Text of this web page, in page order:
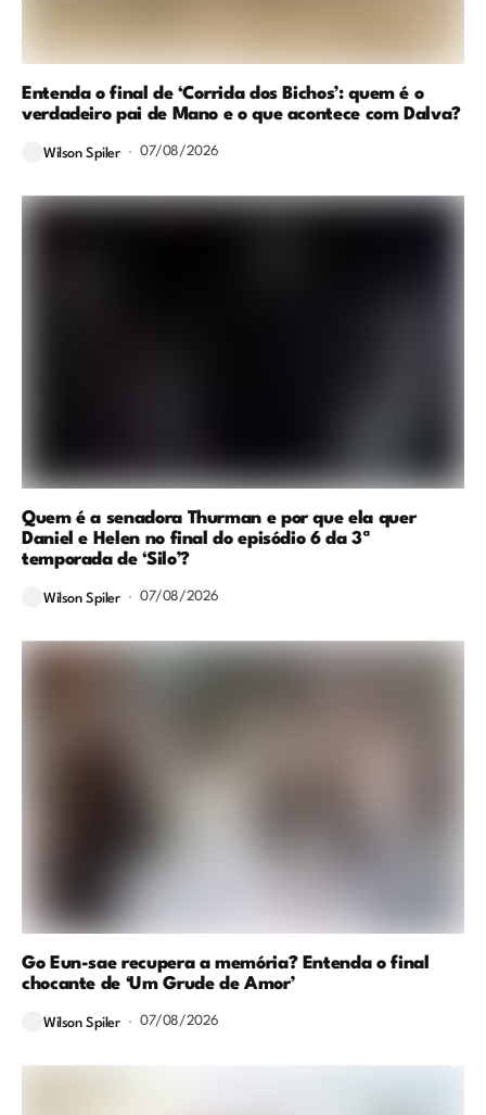
Entenda o final de ‘Corrida dos Bichos’: quem é o
verdadeiro pai de Mano e o que acontece com Dalva?
Wilson Spiler 07/08/2026
Quem é a senadora Thurman e por que ela quer
Daniel e Helen no final do episódio 6 da 3ª
temporada de ‘Silo’?
Wilson Spiler 07/08/2026
Go Eun-sae recupera a memória? Entenda o final
chocante de ‘Um Grude de Amor’
Wilson Spiler 07/08/2026